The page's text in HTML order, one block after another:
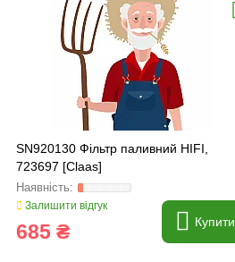
SN920130 Фільтр паливний HIFI,
723697 [Claas]
Залишити відгук
685 ₴ Купити